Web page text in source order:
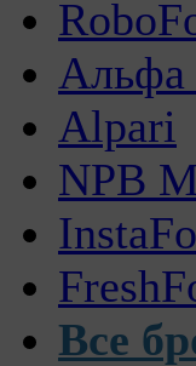
Альфа
Alpari
NPB
Все